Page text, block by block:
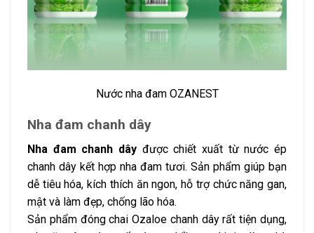
Nước nha đam OZANEST
Nha đam chanh dây
Nha đam chanh dây được chiết xuất từ nước ép
chanh dây kết hợp nha đam tươi. Sản phẩm giúp bạn
dễ tiêu hóa, kích thích ăn ngon, hỗ trợ chức năng gan,
mật và làm đẹp, chống lão hóa.
Sản phẩm đóng chai Ozaloe chanh dây rất tiện dụng,